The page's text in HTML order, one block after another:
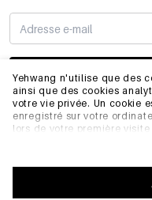
Yehwang n'utilise que des
ainsi que des cookies
votre vie privée. Un cookie
enregistré sur votre
lors de votre première
fonctionner correctement
préférences. Ils nous
web.Pour vous assurer une
INFORMATIONS